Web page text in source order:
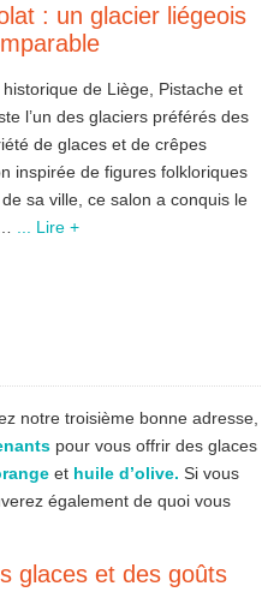
: un glacier liégeois
de Liège, Pistache et
l’un des glaciers préférés des
de glaces et de crêpes
inspirée de figures folkloriques
sa ville, ce salon a conquis le
... Lire +
notre troisième bonne adresse,
pour vous offrir des glaces
et huile d’olive. Si vous
également de quoi vous
glaces et des goûts